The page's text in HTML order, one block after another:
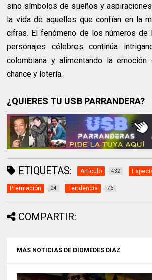
sino símbolos de sueños y
la vida de aquellos que confían en la
cifras. El fenómeno de los números de
personajes célebres continúa
colombiana y alimentando la
chance y lotería.
¿QUIERES TU USB PARRANDERA?
ETIQUETAS: Artículo 432
Premiación 24 Tendencia 76
COMPARTIR:
MÁS NOTICIAS DE DIOMEDES DÍAZ